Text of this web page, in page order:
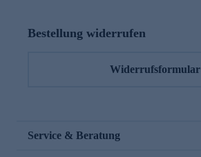
Bestellung widerrufen
Widerrufsformular
Service & Beratung